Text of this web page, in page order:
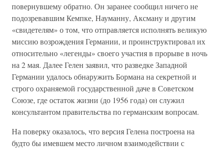
повернувшему обратно. Он заранее сообщил ничего не
подозревавшим Кемпке, Науманну, Аксману и другим
«свидетелям» о том, что отправляется исполнять великую
миссию возрождения Германии, и проинструктировал их
относительно «легенды» своего участия в прорыве в ночь
на 2 мая. Далее Гелен заявил, что разведке Западной
Германии удалось обнаружить Бормана на секретной и
строго охраняемой государственной даче в Советском
Союзе, где остаток жизни (до 1956 года) он служил
консультантом правительства по германским вопросам.
На поверку оказалось, что версия Гелена построена на
будто бы имевшем место личном взаимодействии с